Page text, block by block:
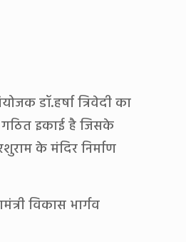
डॉ.हर्षा त्रिवेदी का
गठित इकाई है जिसके
के मंदिर निर्माण
विकास भार्गव